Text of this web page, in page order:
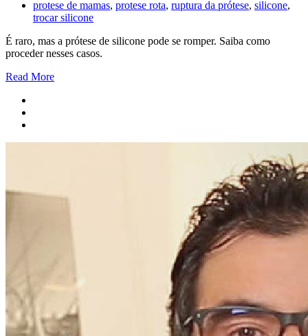
protese de mamas, protese rota, ruptura da prótese, silicone,
trocar silicone
É raro, mas a prótese de silicone pode se romper. Saiba como
proceder nesses casos.
Read More